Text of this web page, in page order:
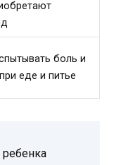
боль и
еде и питье
ребенка